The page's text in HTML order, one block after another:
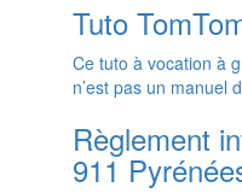
Tuto
Ce tuto à vocation à
n’est pas un manuel
Règlement
911